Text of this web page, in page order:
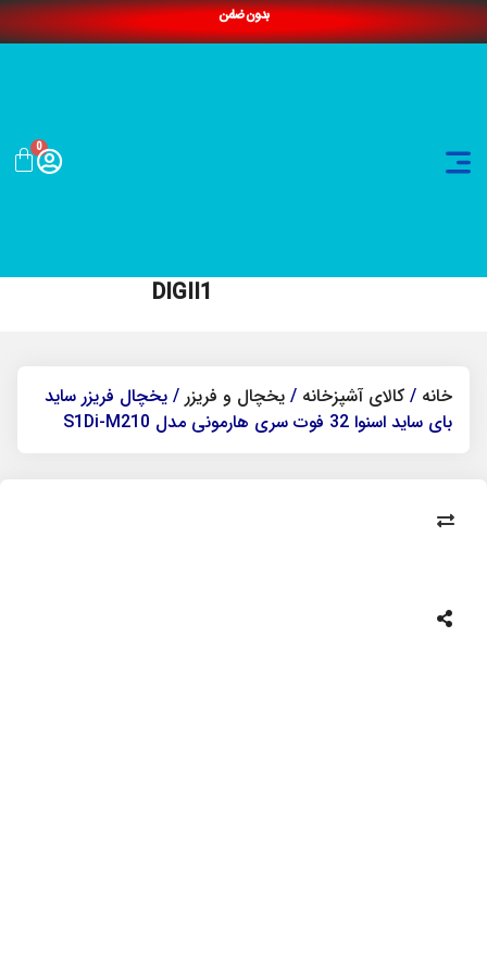
بدون ضامن
0
DIGII1
خانه / کالای آشپزخانه / یخچال و فریزر / یخچال فریزر ساید
بای ساید اسنوا 32 فوت سری هارمونی مدل S1Di-M210